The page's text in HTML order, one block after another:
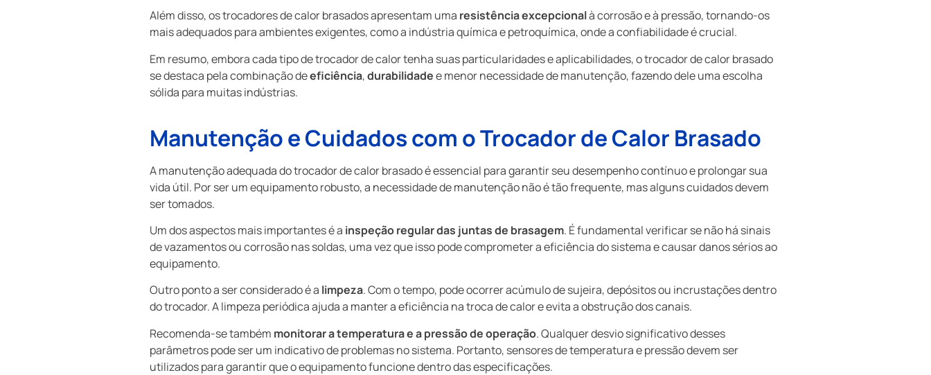
Além disso, os trocadores de calor brasados apresentam uma resistência excepcionalà corrosão e à pressão, tornando-os
mais adequados para ambientes exigentes, como a indústria química e petroquímica, onde a confiabilidade é crucial.
Em resumo, embora cada tipo de trocador de calor tenha suas particularidades e aplicabilidades, o trocador de calor brasado
se destaca pela combinação deeficiência,durabilidadee menor necessidade de manutenção, fazendo dele uma escolha
sólida para muitas indústrias.
Manutenção e Cuidados com o Trocador de Calor Brasado
A manutenção adequada do trocador de calor brasado é essencial para garantir seu desempenho contínuo e prolongar sua
vida útil. Por ser um equipamento robusto, a necessidade de manutenção não é tão frequente, mas alguns cuidados devem
ser tomados.
Um dos aspectos mais importantes é a inspeção regular das juntas de brasagem. É fundamental verificar se não há sinais
de vazamentos ou corrosão nas soldas, uma vez que isso pode comprometer a eficiência do sistema e causar danos sérios ao
equipamento.
Outro ponto a ser considerado é a limpeza. Com o tempo, pode ocorrer acúmulo de sujeira, depósitos ou incrustações dentro
do trocador. A limpeza periódica ajuda a manter a eficiência na troca de calor e evita a obstrução dos canais.
Recomenda-se também monitorar a temperatura e a pressão de operação. Qualquer desvio significativo desses
parâmetros pode ser um indicativo de problemas no sistema. Portanto, sensores de temperatura e pressão devem ser
utilizados para garantir que o equipamento funcione dentro das especificações.